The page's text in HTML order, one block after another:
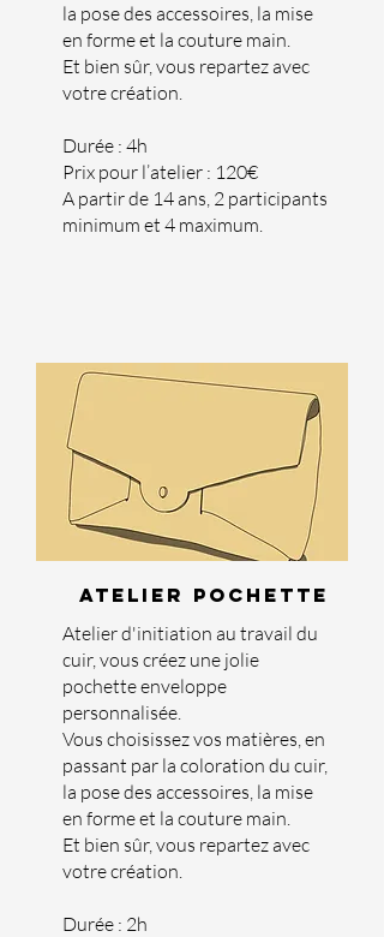
la pose des accessoires, la mise
en forme et la couture main.
Et bien sûr, vous repartez avec
votre création.
Durée : 4h
Prix pour l’atelier : 120€
A partir de 14 ans, 2 participants
minimum et 4 maximum.
ATELIER POCHETTE
Atelier d'initiation au travail du
cuir, vous créez une jolie
pochette enveloppe
personnalisée.
Vous choisissez vos matières, en
passant par la coloration du cuir,
la pose des accessoires, la mise
en forme et la couture main.
Et bien sûr, vous repartez avec
votre création.
Durée : 2h